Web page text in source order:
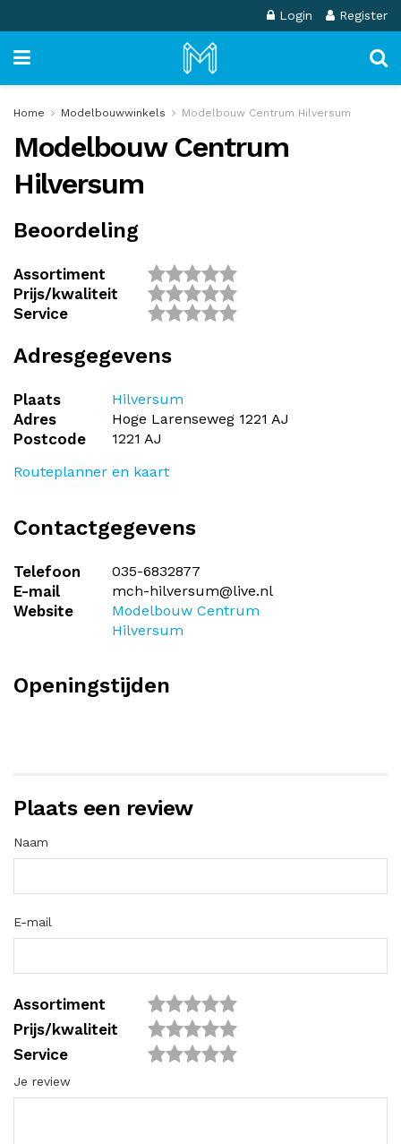
Login Register
Home Modelbouwwinkels Modelbouw Centrum Hilversum
Modelbouw Centrum
Hilversum
Beoordeling
Assortiment
Prijs/kwaliteit
Service
Adresgegevens
Plaats Hilversum
Adres Hoge Larenseweg 1221 AJ
Postcode
1221 AJ
Routeplanner en kaart
Contactgegevens
Telefoon 035-6832877
E-mail mch-hilversum@live.nl
Website
Modelbouw Centrum
Hilversum
Openingstijden
Plaats een review
Naam
E-mail
Assortiment
Prijs/kwaliteit
Service
Je review